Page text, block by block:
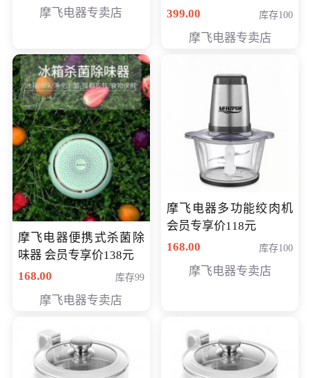
摩飞电器专卖店
299元
399.00 库存100
摩飞电器专卖店
摩飞电器便携式杀菌除
味器 会员专享价138元
168.00
库存99
摩飞电器专卖店
摩飞电器多功能绞肉机
会员专享价118元
168.00
库存100
摩飞电器专卖店